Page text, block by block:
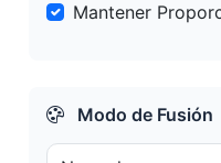
Mantener
Modo de Fusión